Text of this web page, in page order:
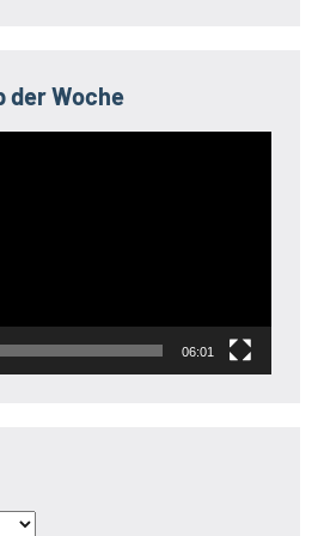
der Woche
06:01